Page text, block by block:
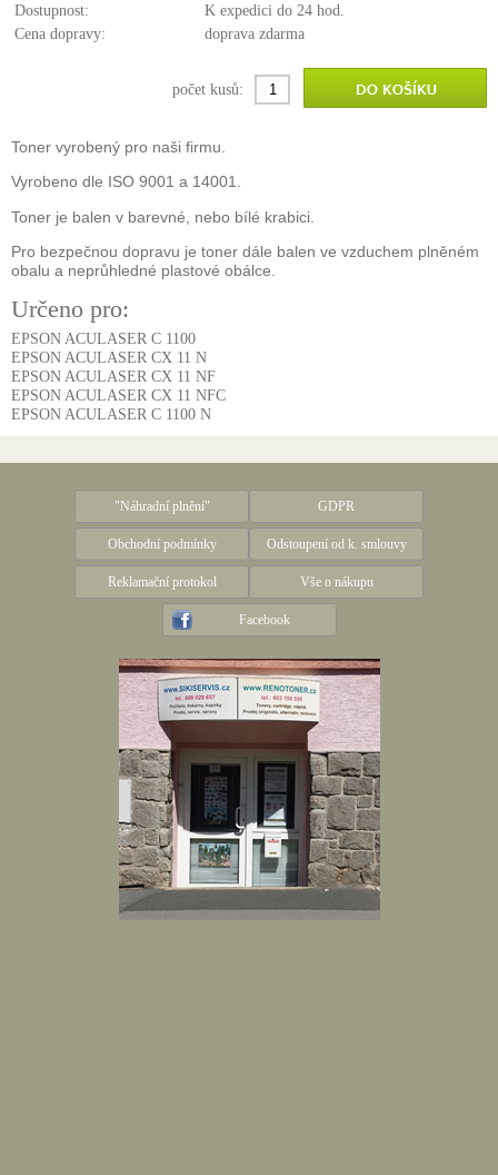
Dostupnost:
K expedici do 24 hod.
Cena dopravy:
doprava zdarma
počet kusů:
Toner vyrobený pro naši firmu.
Vyrobeno dle ISO 9001 a 14001.
Toner je balen v barevné, nebo bílé krabici.
Pro bezpečnou dopravu je toner dále balen ve vzduchem plněném
obalu a neprůhledné plastové obálce.
Určeno pro:
EPSON ACULASER C 1100
EPSON ACULASER CX 11 N
EPSON ACULASER CX 11 NF
EPSON ACULASER CX 11 NFC
EPSON ACULASER C 1100 N
"Náhradní plnění" GDPR
Obchodní podmínky Odstoupení od k. smlouvy
Reklamační protokol Vše o nákupu
Facebook